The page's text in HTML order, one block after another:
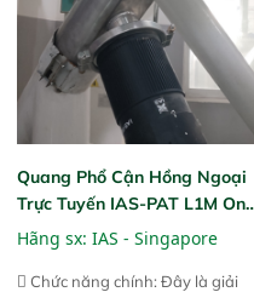
năng lặp lại tối ưu.
Quang Phổ Cận Hồng Ngoại
Trực Tuyến IAS-PAT L1M On-
Line NIR
Hãng sx: IAS - Singapore
 Chức năng chính: Đây là giải